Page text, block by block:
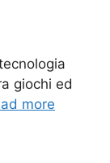
giochi ed
more